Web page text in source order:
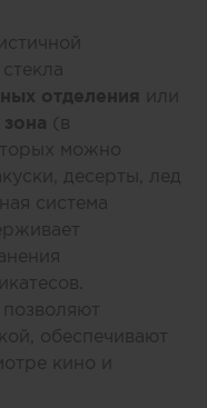
отделения или
(в
можно
десерты, лед
система
позволяют
обеспечивают
кино и